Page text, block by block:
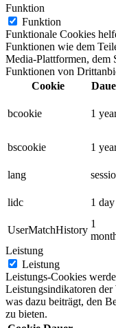
Funktion
Funktion
Funktionale Cookies
Funktionen wie dem
Media-Plattformen, dem
Funktionen von
Cookie
bcookie 1
bscookie
1
lang
lidc
1 day
UserMatchHistory
1
Leistung
Leistung
Leistungs-Cookies
Leistungsindikatoren der
was dazu beiträgt, den
zu bieten.